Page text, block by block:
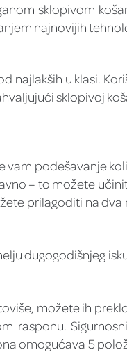
sklopivom
najnovijih
najlakših u klasi.
sklopivoj
podešavanje
– to možete
prilagoditi na
dugogodišnjeg
možete ih
rasponu.
omogućava 5